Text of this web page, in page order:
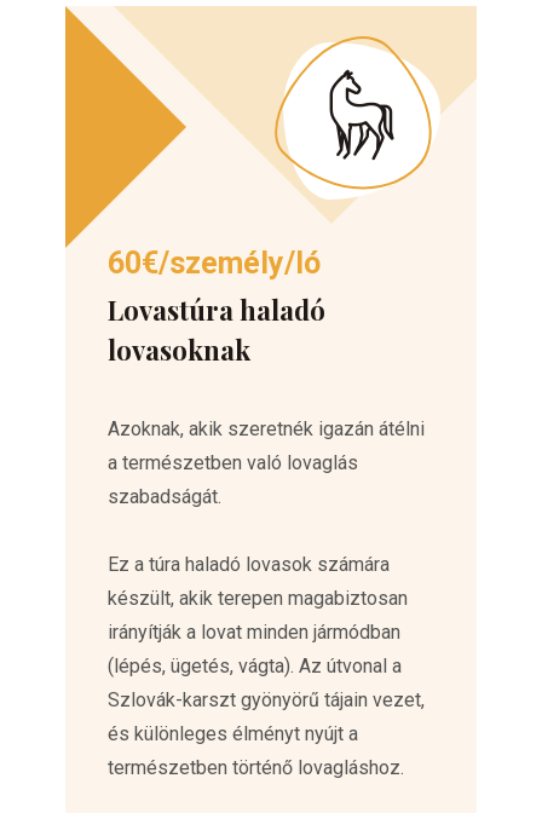
60€/személy/ló
Lovastúra haladó
lovasoknak
Azoknak, akik szeretnék igazán átélni
a természetben való lovaglás
szabadságát.
Ez a túra haladó lovasok számára
készült, akik terepen magabiztosan
irányítják a lovat minden jármódban
(lépés, ügetés, vágta). Az útvonal a
Szlovák-karszt gyönyörű tájain vezet,
és különleges élményt nyújt a
természetben történő lovagláshoz.